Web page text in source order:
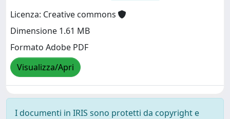
Licenza: Creative commons
Dimensione 1.61 MB
Formato Adobe PDF
Visualizza/Apri
I documenti in IRIS sono protetti da copyright e